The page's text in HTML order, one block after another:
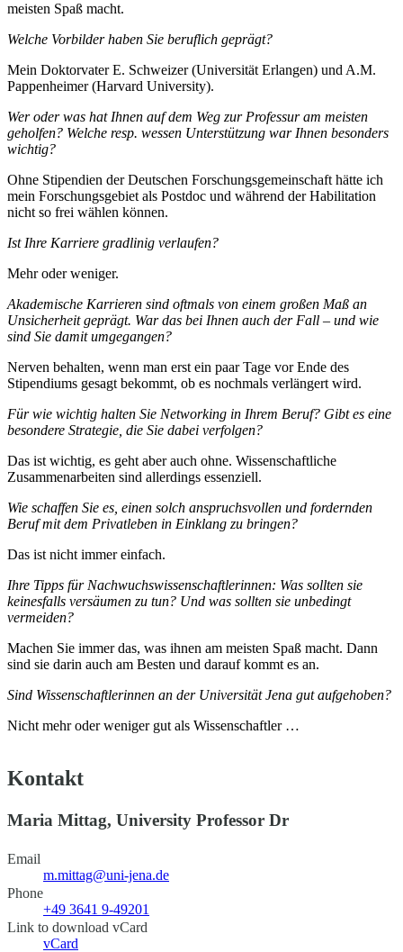
meisten Spaß macht.
Welche Vorbilder haben Sie beruflich geprägt?
Mein Doktorvater E. Schweizer (Universität Erlangen) und A.M.
Pappenheimer (Harvard University).
Wer oder was hat Ihnen auf dem Weg zur Professur am meisten
geholfen? Welche resp. wessen Unterstützung war Ihnen besonders
wichtig?
Ohne Stipendien der Deutschen Forschungsgemeinschaft hätte ich
mein Forschungsgebiet als Postdoc und während der Habilitation
nicht so frei wählen können.
Ist Ihre Karriere gradlinig verlaufen?
Mehr oder weniger.
Akademische Karrieren sind oftmals von einem großen Maß an
Unsicherheit geprägt. War das bei Ihnen auch der Fall – und wie
sind Sie damit umgegangen?
Nerven behalten, wenn man erst ein paar Tage vor Ende des
Stipendiums gesagt bekommt, ob es nochmals verlängert wird.
Für wie wichtig halten Sie Networking in Ihrem Beruf? Gibt es eine
besondere Strategie, die Sie dabei verfolgen?
Das ist wichtig, es geht aber auch ohne. Wissenschaftliche
Zusammenarbeiten sind allerdings essenziell.
Wie schaffen Sie es, einen solch anspruchsvollen und fordernden
Beruf mit dem Privatleben in Einklang zu bringen?
Das ist nicht immer einfach.
Ihre Tipps für Nachwuchswissenschaftlerinnen: Was sollten sie
keinesfalls versäumen zu tun? Und was sollten sie unbedingt
vermeiden?
Machen Sie immer das, was ihnen am meisten Spaß macht. Dann
sind sie darin auch am Besten und darauf kommt es an.
Sind Wissenschaftlerinnen an der Universität Jena gut aufgehoben?
Nicht mehr oder weniger gut als Wissen­schaftler …
Kontakt
Maria Mittag, University Professor Dr
Email
m.mittag@uni-jena.de
Phone
+49 3641 9-49201
Link to download vCard
vCard